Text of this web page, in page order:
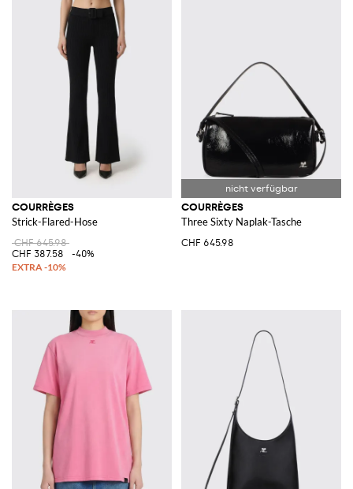
COURRÈGES
Strick-Flared-Hose
CHF 645.98
CHF 387.58
-40%
COURRÈGES
Three Sixty Naplak-Tasche
CHF 645.98